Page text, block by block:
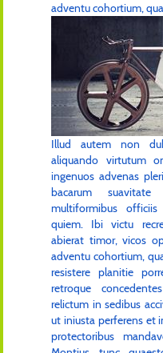
adventu cohortium,
Illud autem non
aliquando virtutum
ingenuos advenas
bacarum suavitate
multiformibus
quiem. Ibi victu
abierat timor, vicos
adventu cohortium,
resistere planitie
retroque
relictum in sedibus
ut iniusta perferens et
protectoribus